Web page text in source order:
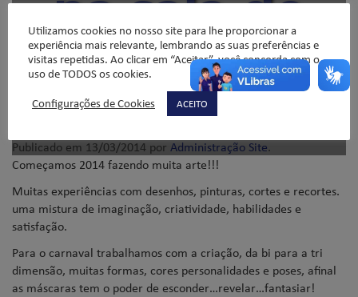
artes – EF2
Publicado em 13/03/2014 por Administração Site.
Começamos 2014 fazendo muita arte!!!
Muitas experiências com desenhos, pinturas, cortes e recortes.
uma mistura de imaginação, criatividade, habilidades e
satisfação.
Para o carnaval trabalhamos com a criação, da bi para a tri
dimensão, muitas formas, cores personalidades e poses, afinal
as máscaras tem o poder de esconder…revelar…fantasiar!
Utilizamos cookies no nosso site para lhe proporcionar a
experiência mais relevante, lembrando as suas preferências e
visitas repetidas. Ao clicar em “Aceitar”, você concorda com o
uso de TODOS os cookies.
Configurações de Cookies
ACEITO